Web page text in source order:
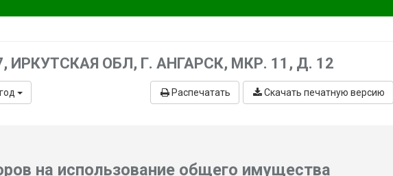
ИРКУТСКАЯ ОБЛ, Г. АНГАРСК, МКР. 11, Д. 12
Распечатать Скачать печатную версию
на использование общего имущества